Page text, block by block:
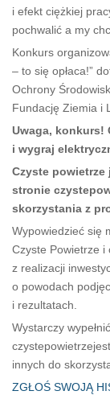
i efekt ciężkiej
pochwalić a my
Konkurs
– to się opłaca!”
Ochrony
Fundację Ziemia i
Uwaga, konkurs!
i wygraj
Czyste
stronie
skorzystania z
Wypowiedzieć się
Czyste Powietrze i
z realizacji
o powodach
i rezultatach.
Wystarczy
innych do
ZGŁOŚ SWOJĄ